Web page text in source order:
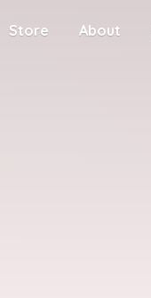
Store About